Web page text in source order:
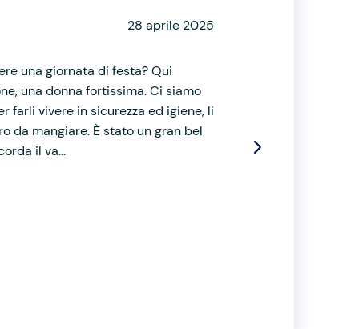
28 aprile 2025
una giornata di festa? Qui
una donna fortissima. Ci siamo
vivere in sicurezza ed igiene, li
da mangiare. È stato un gran bel
il va...